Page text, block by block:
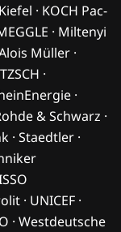
· KOCH Pac-
· Miltenyi
Müller ·
·
·
& Schwarz ·
· Staedtler ·
· UNICEF ·
· Westdeutsche